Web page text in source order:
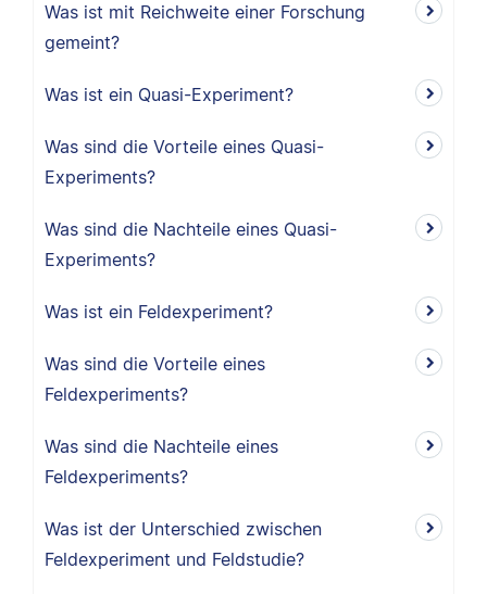
Was ist mit Reichweite einer Forschung
gemeint?
Was ist ein Quasi-Experiment?
Was sind die Vorteile eines Quasi-
Experiments?
Was sind die Nachteile eines Quasi-
Experiments?
Was ist ein Feldexperiment?
Was sind die Vorteile eines
Feldexperiments?
Was sind die Nachteile eines
Feldexperiments?
Was ist der Unterschied zwischen
Feldexperiment und Feldstudie?